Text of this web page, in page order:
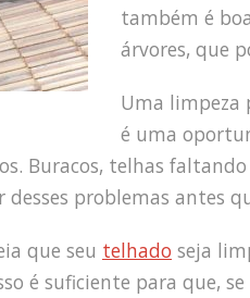
também é
árvores, que
Uma limpeza
é uma
Buracos, telhas
desses problemas antes
que seu telhado seja
é suficiente para que,